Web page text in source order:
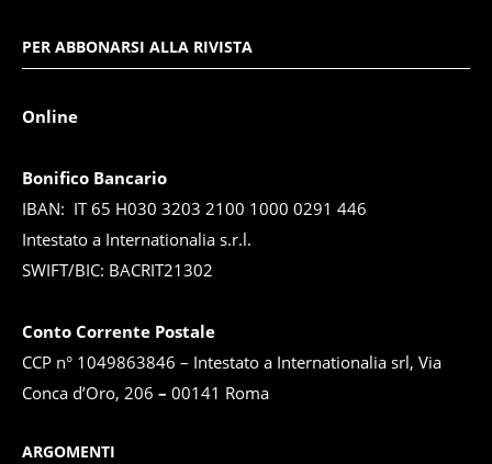
PER ABBONARSI ALLA RIVISTA
Online
Bonifico Bancario
IBAN: IT 65 H030 3203 2100 1000 0291 446
Intestato a Internationalia s.r.l.
SWIFT/BIC: BACRIT21302
Conto Corrente Postale
CCP n° 1049863846 – Intestato a Internationalia srl, Via
Conca d’Oro, 206 – 00141 Roma
ARGOMENTI